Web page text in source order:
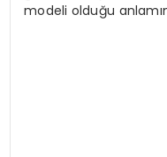
modeli olduğu